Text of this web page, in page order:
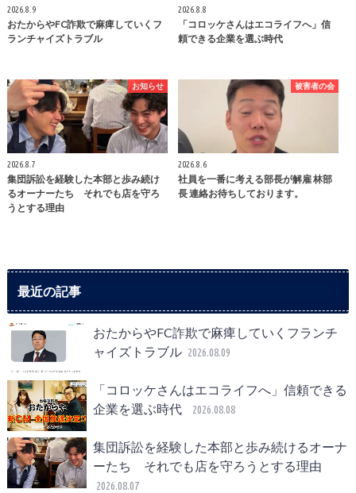
2026.8.9
おたからやFC詐欺で麻痺していくフ
ランチャイズトラブル
2026.8.8
「コロッケさんはエコライフへ」信
頼できる企業を選ぶ時代
お知らせ
2026.8.7
集団訴訟を経験した本部と歩み続け
るオーナーたち それでも店を守ろ
うとする理由
被害者の会
2026.8.6
社員を一番に考える部長が解雇 林部
長 連絡お待ちしております。
最近の記事
おたからやFC詐欺で麻痺していくフランチ
ャイズトラブル 2026.08.09
「コロッケさんはエコライフへ」信頼できる
企業を選ぶ時代
2026.08.08
集団訴訟を経験した本部と歩み続けるオーナ
ーたち それでも店を守ろうとする理由
2026.08.07